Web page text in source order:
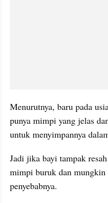
Menurutnya, baru pada
punya mimpi yang jelas
untuk menyimpannya
Jadi jika bayi tampak
mimpi buruk dan
penyebabnya.